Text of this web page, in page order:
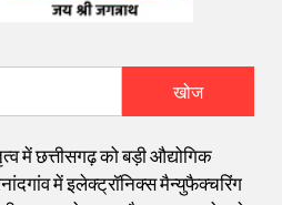
खोज
में छत्तीसगढ़ को बड़ी औद्योगिक
में इलेक्ट्रॉनिक्स मैन्युफैक्चरिंग